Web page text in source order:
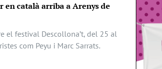
en català arriba a Arenys de
el festival Descollona’t, del 25 al
com Peyu i Marc Sarrats.